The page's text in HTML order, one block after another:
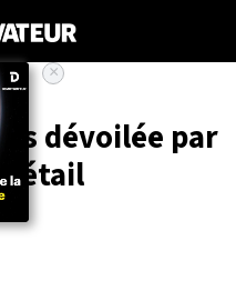
dévoilée par
détail
×